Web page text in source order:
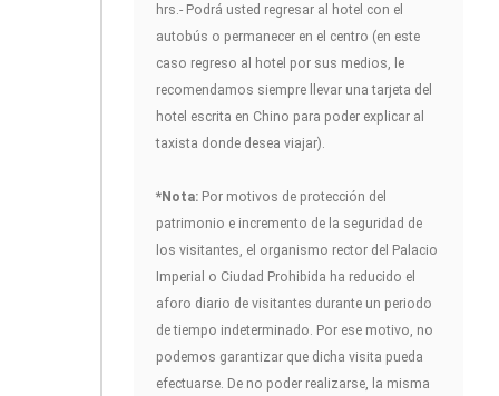
hrs.- Podrá usted regresar al hotel con el
autobús o permanecer en el centro (en este
caso regreso al hotel por sus medios, le
recomendamos siempre llevar una tarjeta del
hotel escrita en Chino para poder explicar al
taxista donde desea viajar).
*Nota: Por motivos de protección del
patrimonio e incremento de la seguridad de
los visitantes, el organismo rector del Palacio
Imperial o Ciudad Prohibida ha reducido el
aforo diario de visitantes durante un periodo
de tiempo indeterminado. Por ese motivo, no
podemos garantizar que dicha visita pueda
efectuarse. De no poder realizarse, la misma